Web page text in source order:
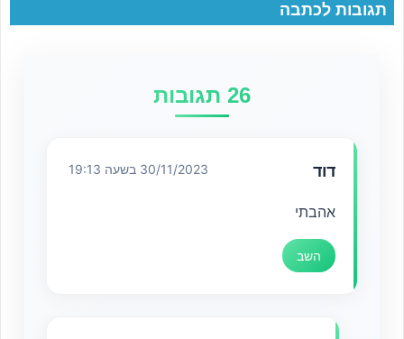
תגובות לכתבה
26 תגובות
דוד 30/11/2023 בשעה 19:13
אהבתי
השב